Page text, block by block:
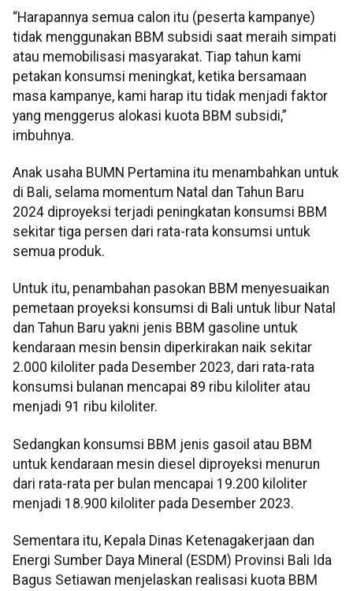
“Harapannya semua calon itu (peserta kampanye)
tidak menggunakan BBM subsidi saat meraih simpati
atau memobilisasi masyarakat. Tiap tahun kami
petakan konsumsi meningkat, ketika bersamaan
masa kampanye, kami harap itu tidak menjadi faktor
yang menggerus alokasi kuota BBM subsidi,”
imbuhnya.
Anak usaha BUMN Pertamina itu menambahkan untuk
di Bali, selama momentum Natal dan Tahun Baru
2024 diproyeksi terjadi peningkatan konsumsi BBM
sekitar tiga persen dari rata-rata konsumsi untuk
semua produk.
Untuk itu, penambahan pasokan BBM menyesuaikan
pemetaan proyeksi konsumsi di Bali untuk libur Natal
dan Tahun Baru yakni jenis BBM gasoline untuk
kendaraan mesin bensin diperkirakan naik sekitar
2.000 kiloliter pada Desember 2023, dari rata-rata
konsumsi bulanan mencapai 89 ribu kiloliter atau
menjadi 91 ribu kiloliter.
Sedangkan konsumsi BBM jenis gasoil atau BBM
untuk kendaraan mesin diesel diproyeksi menurun
dari rata-rata per bulan mencapai 19.200 kiloliter
menjadi 18.900 kiloliter pada Desember 2023.
Sementara itu, Kepala Dinas Ketenagakerjaan dan
Energi Sumber Daya Mineral (ESDM) Provinsi Bali Ida
Bagus Setiawan menjelaskan realisasi kuota BBM